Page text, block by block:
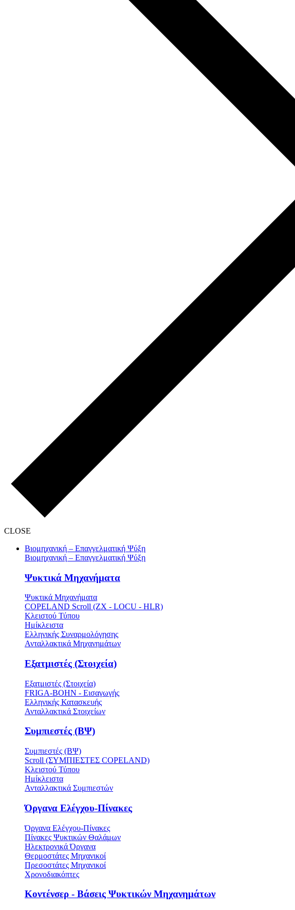
CLOSE
Βιομηχανική – Επαγγελματική Ψύξη
Βιομηχανική – Επαγγελματική Ψύξη
Ψυκτικά Μηχανήματα
Ψυκτικά Μηχανήματα
COPELAND Scroll (ZX - LOCU - HLR)
Κλειστού Τύπου
Ημίκλειστα
Ελληνικής Συναρμολόγησης
Ανταλλακτικά Μηχανημάτων
Εξατμιστές (Στοιχεία)
Εξατμιστές (Στοιχεία)
FRIGA-BOHN - Εισαγωγής
Ελληνικής Κατασκευής
Ανταλλακτικά Στοιχείων
Συμπιεστές (ΒΨ)
Συμπιεστές (ΒΨ)
Scroll (ΣΥΜΠΙΕΣΤΕΣ COPELAND)
Κλειστού Τύπου
Ημίκλειστα
Ανταλλακτικά Συμπιεστών
Όργανα Ελέγχου-Πίνακες
Όργανα Ελέγχου-Πίνακες
Πίνακες Ψυκτικών Θαλάμων
Ηλεκτρονικά Όργανα
Θερμοστάτες Μηχανικοί
Πρεσοστάτες Μηχανικοί
Χρονοδιακόπτες
Κοντένσερ - Βάσεις Ψυκτικών Μηχανημάτων